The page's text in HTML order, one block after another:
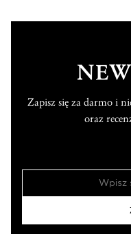
Zapisz się za darmo i
oraz